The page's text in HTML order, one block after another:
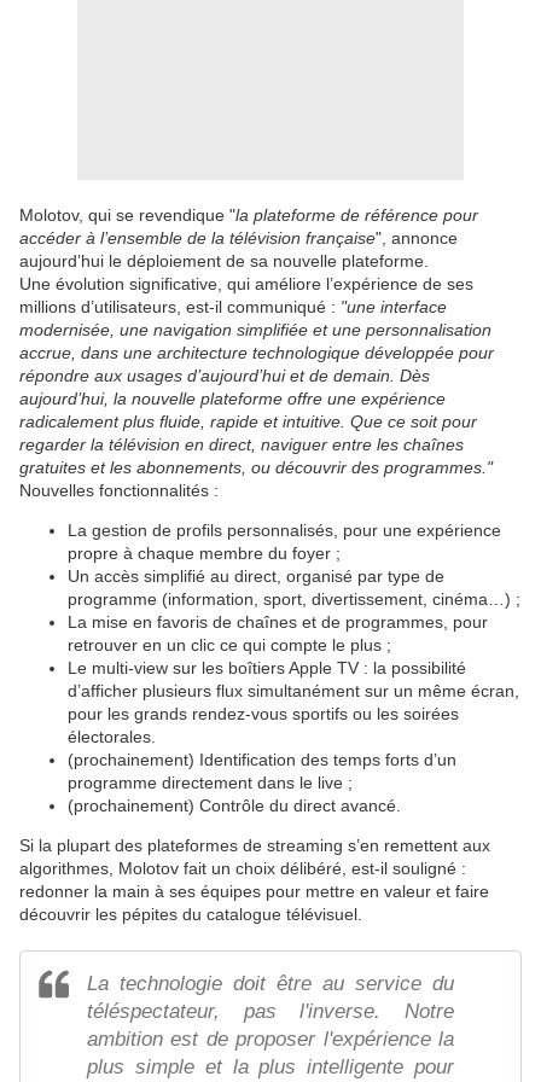
Molotov, qui se revendique "la plateforme de référence pour
accéder à l’ensemble de la télévision française", annonce
aujourd’hui le déploiement de sa nouvelle plateforme.
Une évolution significative, qui améliore l’expérience de ses
millions d’utilisateurs, est-il communiqué : "une interface
modernisée, une navigation simplifiée et une personnalisation
accrue, dans une architecture technologique développée pour
répondre aux usages d’aujourd’hui et de demain. Dès
aujourd’hui, la nouvelle plateforme offre une expérience
radicalement plus fluide, rapide et intuitive. Que ce soit pour
regarder la télévision en direct, naviguer entre les chaînes
gratuites et les abonnements, ou découvrir des programmes."
Nouvelles fonctionnalités :
La gestion de profils personnalisés, pour une expérience
propre à chaque membre du foyer ;
Un accès simplifié au direct, organisé par type de
programme (information, sport, divertissement, cinéma…) ;
La mise en favoris de chaînes et de programmes, pour
retrouver en un clic ce qui compte le plus ;
Le multi-view sur les boîtiers Apple TV : la possibilité
d’afficher plusieurs flux simultanément sur un même écran,
pour les grands rendez-vous sportifs ou les soirées
électorales.
(prochainement) Identification des temps forts d’un
programme directement dans le live ;
(prochainement) Contrôle du direct avancé.
Si la plupart des plateformes de streaming s’en remettent aux
algorithmes, Molotov fait un choix délibéré, est-il souligné :
redonner la main à ses équipes pour mettre en valeur et faire
découvrir les pépites du catalogue télévisuel.
La technologie doit être au service du
téléspectateur, pas l'inverse. Notre
ambition est de proposer l'expérience la
plus simple et la plus intelligente pour